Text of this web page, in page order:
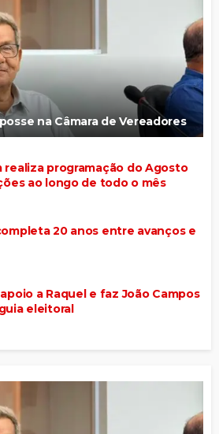
na Câmara de Vereadores
realiza programação do Agosto
ao longo de todo o mês
20 anos entre avanços e
a Raquel e faz João Campos
eleitoral